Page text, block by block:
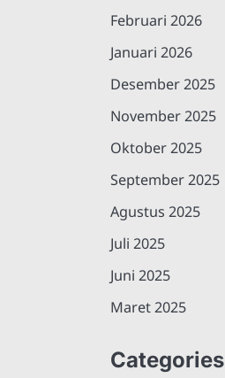
Februari 2026
Januari 2026
Desember 2025
November 2025
Oktober 2025
September 2025
Agustus 2025
Juli 2025
Juni 2025
Maret 2025
Categories